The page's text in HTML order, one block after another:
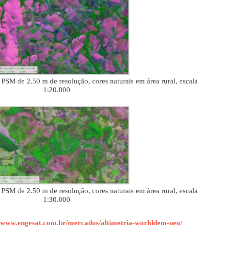
de 2.50 m de resolução, cores naturais em área rural, escala
1:20.000
de 2.50 m de resolução, cores naturais em área rural, escala
1:30.000
mercados/altimetria-worlddem-neo/